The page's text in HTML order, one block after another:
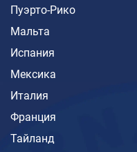
Пуэрто-Рико
Мальта
Испания
Мексика
Италия
Франция
Тайланд